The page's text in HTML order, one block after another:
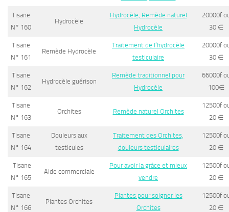
Tisane
N° 160
Hydrocèle
Hydrocèle, Remède naturel
Hydrocèle
20000f
30 ∈
Tisane
N° 161
Remède Hydrocèle
Traitement de l’hydrocèle
testiculaire
20000f
30 ∈
Tisane
N° 162
Hydrocèle guérison
Remède traditionnel pour
Hydrocèle
66000f
100∈
Tisane
N° 163
Orchites Remède naturel Orchites
12500f
20 ∈
Tisane
N° 164
Douleurs aux
testicules
Traitement des Orchites,
douleurs testiculaires
12500f
20 ∈
Tisane
N° 165
Aide commerciale
Pour avoir la grâce et mieux
vendre
12500f
20 ∈
Tisane
N° 166
Plantes Orchites
Plantes pour soigner les
Orchites
12500f
20 ∈